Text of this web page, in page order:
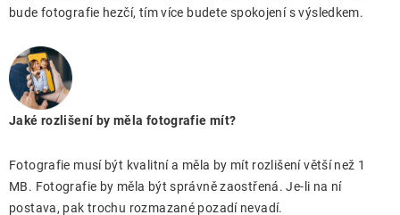
bude fotografie hezčí, tím více budete spokojení s výsledkem.
Jaké rozlišení by měla fotografie mít?
Fotografie musí být kvalitní a měla by mít rozlišení větší než 1
MB. Fotografie by měla být správně zaostřená. Je-li na ní
postava, pak trochu rozmazané pozadí nevadí.